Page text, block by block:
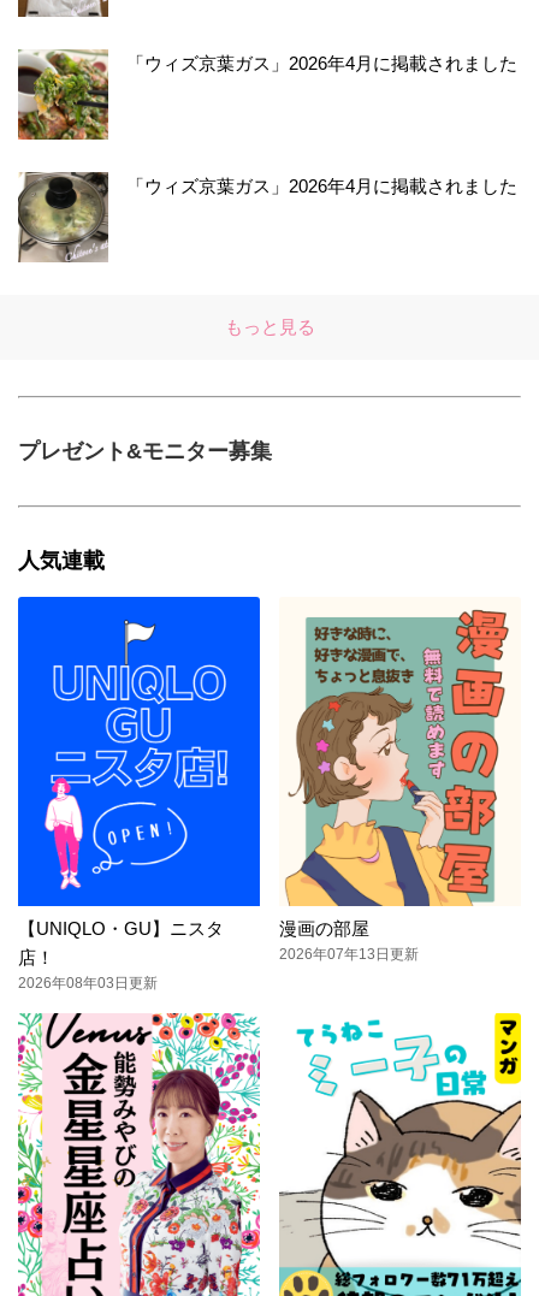
「ウィズ京葉ガス」2026年4月に掲載されました
「ウィズ京葉ガス」2026年4月に掲載されました
もっと見る
プレゼント&モニター募集
人気連載
【UNIQLO・GU】ニスタ
店！
2026年08年03日更新
漫画の部屋
2026年07年13日更新